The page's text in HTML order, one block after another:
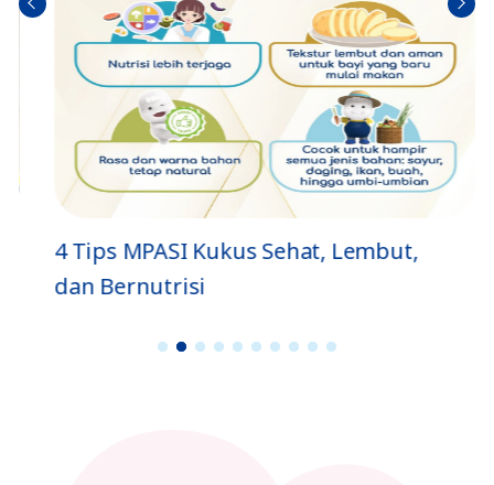
4 Tips MPASI Kukus Sehat, Lembut,
dan Bernutrisi
Sebel
umn
Berik
utny
1 2 3 4 5 6 7 8 9 1